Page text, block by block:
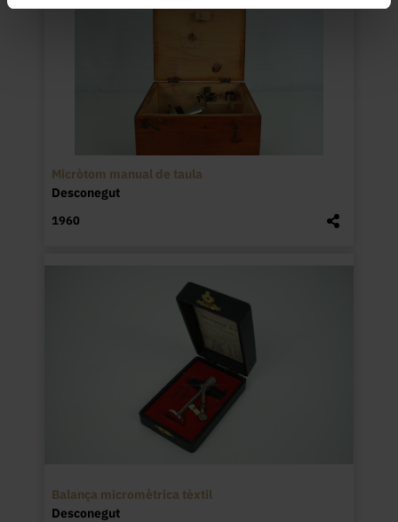
Micròtom manual de taula
Desconegut
1960
Balança micromètrica tèxtil
Desconegut